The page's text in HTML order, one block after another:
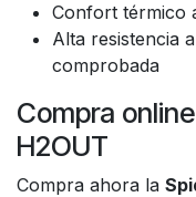
Confort térmico
Alta resistencia
comprobada
Compra
H2OUT
Compra ahora la